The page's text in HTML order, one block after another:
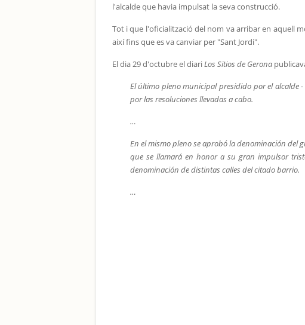
l'alcalde que havia impulsat la seva construcció.
Tot i que l'oficialització del nom va arribar en aquell
així fins que es va canviar per "Sant Jordi".
El dia 29 d'octubre el diari Los Sitios de Gerona
El último pleno municipal presidido por el alcalde
por las resoluciones llevadas a cabo.
…
En el mismo pleno se aprobó la denominación del
que se llamará en honor a su gran impulsor
denominación de distintas calles del citado barrio.
…